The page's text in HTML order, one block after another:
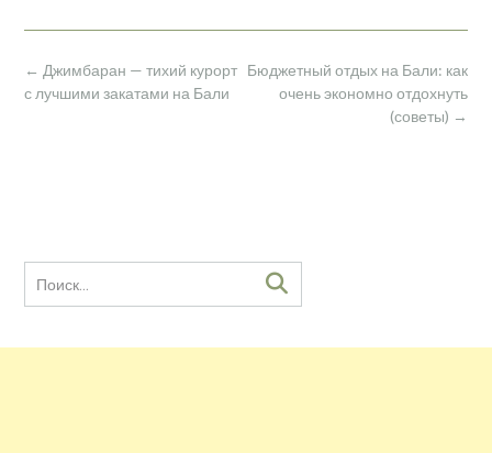
Навигация
по
Бюджетный отдых на Бали: как
очень экономно отдохнуть
(советы) →
← Джимбаран — тихий курорт
с лучшими закатами на Бали